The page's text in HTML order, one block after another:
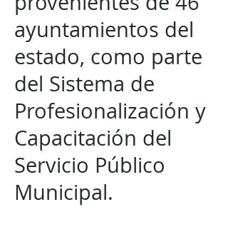
ayuntamientos del
estado, como parte
del Sistema de
Profesionalización y
Capacitación del
Servicio Público
Municipal.